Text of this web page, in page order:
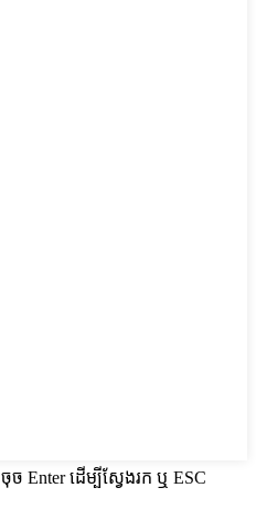
ចុច Enter ដើម្បីស្វែងរក ឬ ESC